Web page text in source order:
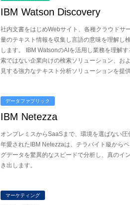
IBM Watson Discovery
社内文書をはじめWebサイト、各種クラウドサ
量のテキスト情報を収集し言語の意味を理解し
します。 IBM WatsonのAIを活用し業務を理解
索ではない企業向けの検索ソリューション、お
見する強力なテキスト分析ソリューションを提供
データファブリック
IBM Netezza
オンプレミスからSaaSまで、環境を選ばない
年愛されたIBM Netezzaは、テラバイト級から
グデータを驚異的なスピードで分析し、真のイ
き出します。
マーケティング